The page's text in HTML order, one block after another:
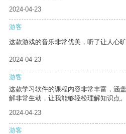
2024-04-23
游客
这款游戏的音乐非常优美，听了让人心旷
2024-04-23
游客
这款学习软件的课程内容非常丰富，涵
解非常生动，让我能够轻松理解知识点。
2024-04-23
游客